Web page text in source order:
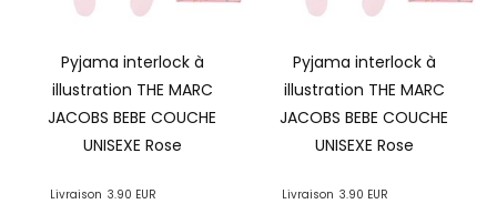
Pyjama interlock à
illustration THE MARC
JACOBS BEBE COUCHE
UNISEXE Rose
Livraison 3.90 EUR
Pyjama interlock à
illustration THE MARC
JACOBS BEBE COUCHE
UNISEXE Rose
Livraison 3.90 EUR